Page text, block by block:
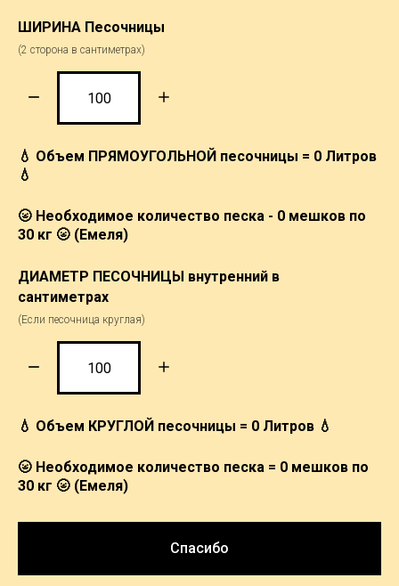
ШИРИНА Песочницы
(2 сторона в сантиметрах)
💧 Объем ПРЯМОУГОЛЬНОЙ песочницы = 0 Литров
💧
🌝 Необходимое количество песка - 0 мешков по
30 кг 🌝 (Емеля)
ДИАМЕТР ПЕСОЧНИЦЫ внутренний в
сантиметрах
(Если песочница круглая)
💧 Объем КРУГЛОЙ песочницы = 0 Литров 💧
🌝 Необходимое количество песка = 0 мешков по
30 кг 🌝 (Емеля)
Спасибо